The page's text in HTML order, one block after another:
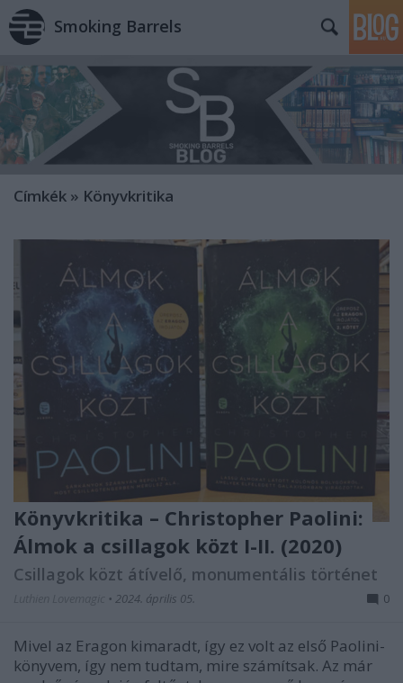
Smoking Barrels
Címkék » Könyvkritika
Könyvkritika – Christopher Paolini:
Álmok a csillagok közt I-II. (2020)
Csillagok közt átívelő, monumentális történet
• 2024. április 05. 0
Mivel az Eragon kimaradt, így ez volt az első Paolini-
könyvem, így nem tudtam, mire számítsak. Az már